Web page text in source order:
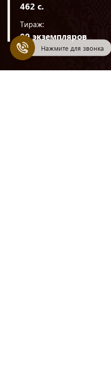
462 с.
Тираж:
99 экземпляров
Нажмите для звонка